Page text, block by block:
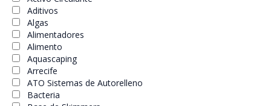
Aditivos
Algas
Alimentadores
Alimento
Aquascaping
Arrecife
ATO Sistemas de Autorelleno
Bacteria